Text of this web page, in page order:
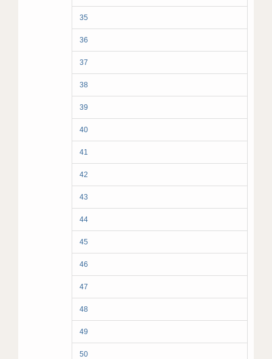
35
36
37
38
39
40
41
42
43
44
45
46
47
48
49
50